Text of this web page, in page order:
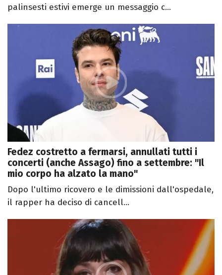
palinsesti estivi emerge un messaggio c...
Fedez costretto a fermarsi, annullati tutti i
concerti (anche Assago) fino a settembre: "Il
mio corpo ha alzato la mano"
Dopo l'ultimo ricovero e le dimissioni dall'ospedale,
il rapper ha deciso di cancell...